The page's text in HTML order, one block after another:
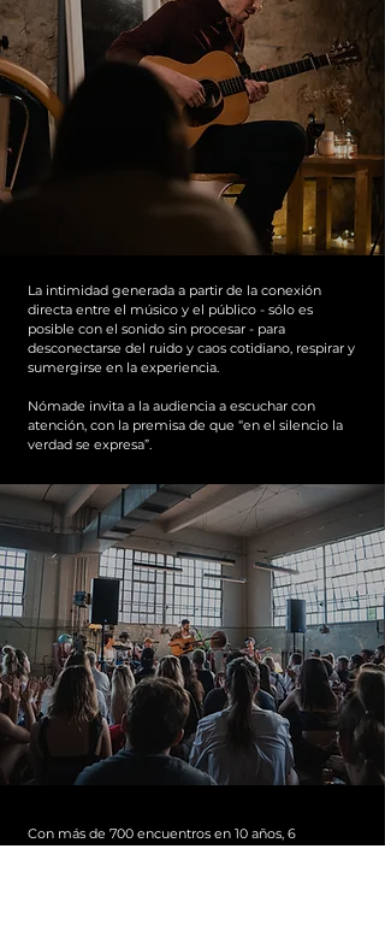
La intimidad generada a partir de la conexión
directa entre el músico y el público - sólo es
posible con el sonido sin procesar - para
desconectarse del ruido y caos cotidiano, respirar y
sumergirse en la experiencia.
Nómade invita a la audiencia a escuchar con
atención, con la premisa de que “en el silencio la
verdad se expresa”.
Con más de 700 encuentros en 10 años, 6